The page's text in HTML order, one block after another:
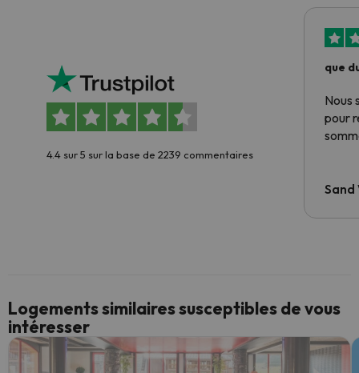
4.4 sur 5 sur la base de 2239 commentaires
que
Nous
pour
Sand
Logements similaires susceptibles de vous
intéresser